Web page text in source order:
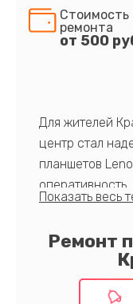
Ремонт
Стоимость
ремонта
от 500
Для жителей
центр стал
планшетов
гарантия на
Обратитесь к